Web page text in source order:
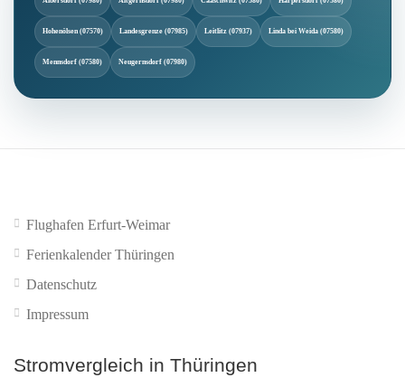
Hohenölsen (07570) Landesgrenze (07985) Leitlitz (07937) Linda bei Weida (07580)
Mennsdorf (07580) Neugernsdorf (07980)
Flughafen Erfurt-Weimar
Ferienkalender Thüringen
Datenschutz
Impressum
Stromvergleich in Thüringen